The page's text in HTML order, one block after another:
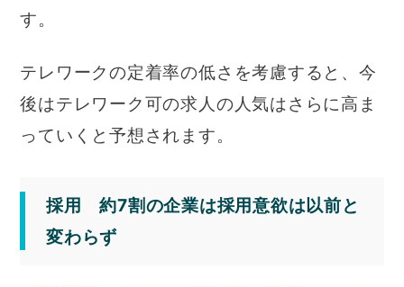
す。
テレワークの定着率の低さを考慮すると、今
後はテレワーク可の求人の人気はさらに高ま
っていくと予想されます。
採用 約7割の企業は採用意欲は以前と
変わらず